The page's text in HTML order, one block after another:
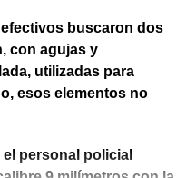
efectivos buscaron dos
con agujas y
utilizadas para
esos elementos no
el personal policial